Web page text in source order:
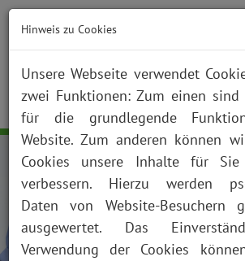
NOTFALL KONTAKT ANFAHRT
Hinweis zu Cookies
Unsere Webseite verwendet
zwei Funktionen: Zum einen sind
für die grundlegende
Website. Zum anderen können
Cookies unsere Inhalte für
verbessern. Hierzu werden
Daten von Website-Besuchern
ausgewertet. Das
Verwendung der Cookies